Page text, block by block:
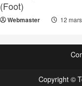
(Foot)
Webmaster 12
Copyright ©